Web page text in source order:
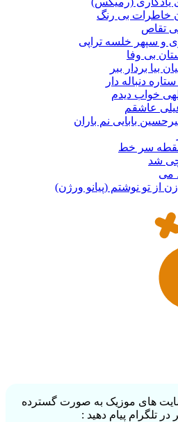
خاطرات بی رنگ
تقاص
و سپهر خلسه تراپی
بی وفا
بیا بردار ببر
دنباله دار
خواب دیدم
عاشقم
بابایی نم باران
نقطه سر خط
چی شد
می
از تو نوشتم (پیانو ورژن)
های موزیک به صورت گسترده
در تلگرام پیام دهید :